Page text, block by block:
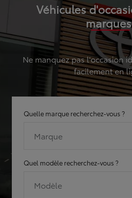
Véhicules
Ne manquez pas l'occasion
facilement en
Quelle marque recherchez-vous ?
Marque
Quel modèle recherchez-vous ?
Modèle